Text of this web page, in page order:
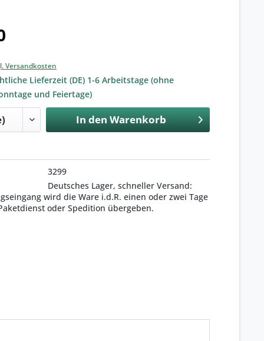
Versandkosten
Lieferzeit (DE) 1-6 Arbeitstage (ohne
und Feiertage)
In denWarenkorb
3299
Deutsches Lager, schneller Versand:
wird die Ware i.d.R. einen oder zwei Tage
oder Spedition übergeben.